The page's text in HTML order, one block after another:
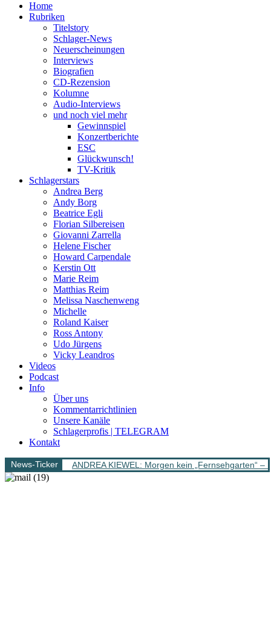
Home
Rubriken
Titelstory
Schlager-News
Neuerscheinungen
Interviews
Biografien
CD-Rezension
Kolumne
Audio-Interviews
und noch viel mehr
Gewinnspiel
Konzertberichte
ESC
Glückwunsch!
TV-Kritik
Schlagerstars
Andrea Berg
Andy Borg
Beatrice Egli
Florian Silbereisen
Giovanni Zarrella
Helene Fischer
Howard Carpendale
Kerstin Ott
Marie Reim
Matthias Reim
Melissa Naschenweng
Michelle
Roland Kaiser
Ross Antony
Udo Jürgens
Vicky Leandros
Videos
Podcast
Info
Über uns
Kommentarrichtlinien
Unsere Kanäle
Schlagerprofis | TELEGRAM
Kontakt
News-Ticker ANDREA KIEWEL: Morgen kein „Fernsehgarten“